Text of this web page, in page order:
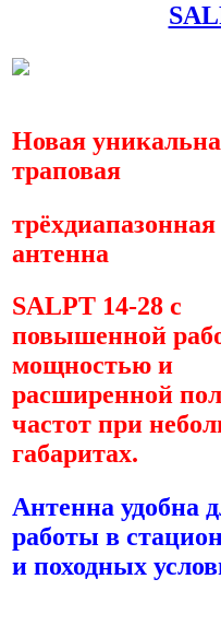
Новая
траповая
трёхдиапазонная
антенна
SALPT 14-28 с
повышенной
мощностью и
расширенной
частот при
габаритах.
Антенна удобна
работы в
и походных